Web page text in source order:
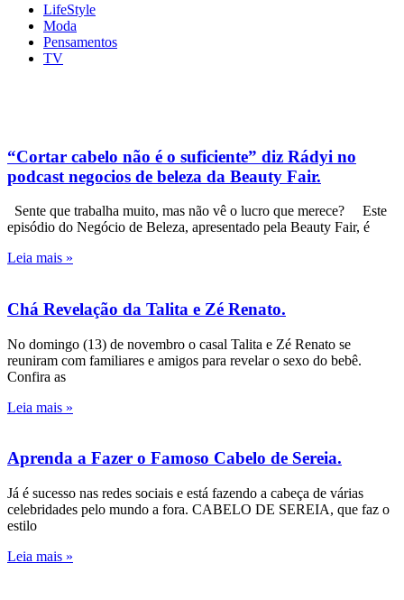
LifeStyle
Moda
Pensamentos
TV
“Cortar cabelo não é o suficiente” diz Rádyi no
podcast negocios de beleza da Beauty Fair.
Sente que trabalha muito, mas não vê o lucro que merece? Este
episódio do Negócio de Beleza, apresentado pela Beauty Fair, é
Leia mais »
Chá Revelação da Talita e Zé Renato.
No domingo (13) de novembro o casal Talita e Zé Renato se
reuniram com familiares e amigos para revelar o sexo do bebê.
Confira as
Leia mais »
Aprenda a Fazer o Famoso Cabelo de Sereia.
Já é sucesso nas redes sociais e está fazendo a cabeça de várias
celebridades pelo mundo a fora. CABELO DE SEREIA, que faz o
estilo
Leia mais »